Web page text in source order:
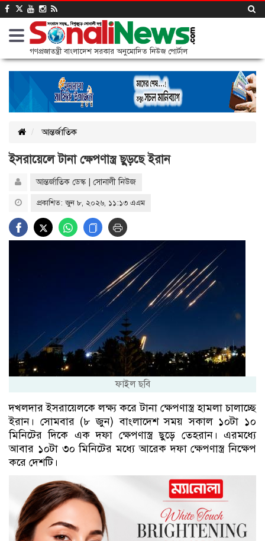
গণপ্রজাতন্ত্রী বাংলাদেশ সরকার অনুমোদিত নিউজ পোর্টাল
আন্তর্জাতিক
ইসরায়েলে টানা ক্ষেপণাস্ত্র ছুড়ছে ইরান
আন্তর্জাতিক ডেস্ক | সোনালী নিউজ
প্রকাশিত: জুন ৮, ২০২৬, ১১:১৩ এএম
ফাইল ছবি
দখলদার ইসরায়েলকে লক্ষ্য করে টানা ক্ষেপণাস্ত্র হামলা চালাচ্ছে
ইরান। সোমবার (৮ জুন) বাংলাদেশ সময় সকাল ১০টা ১০
মিনিটের দিকে এক দফা ক্ষেপণাস্ত্র ছুড়ে তেহরান। এরমধ্যে
আবার ১০টা ৩০ মিনিটের মধ্যে আরেক দফা ক্ষেপণাস্ত্র নিক্ষেপ
করে দেশটি।